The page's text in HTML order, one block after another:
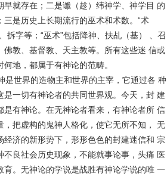
就存在；二是谶（趁）纬神学、神学目 的
是历史上长期流行的巫术和术数。“术
拆字等；“巫术”包括降神、扶乩（基） 、召
教、基督教、天主教等。所有这些迷 信或
地，都属于有神论的范畴。
世界的造物主和世界的主宰，它通过各 种
一切有神论者的共同世界观。今天，封 建
有神论。在无神论者看来，有神论者所 信
把虚构的鬼神人格化，使它无所不知， 无
济的新形势下，形形色色的封建迷信和 宗
良社会历史现象，不能就事论事，头痛 医
。无神论的学说是战胜有神论学说的唯 一